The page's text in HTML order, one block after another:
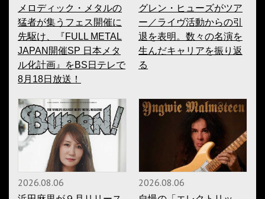
メロディック・メタルの
猛者が集うフェス開催に
先駆け、『FULL METAL
JAPAN開催SP 日本メタ
ル化計画』をBS日テレで
8月18日放送！
グレン・ヒューズがツア
ー／ライヴ活動からの引
退を表明。数々の名演を
生んだキャリアを振り返
る
2026.08.06 2026.08.06